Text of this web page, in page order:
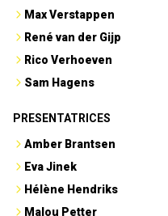
Max Verstappen
René van der Gijp
Rico Verhoeven
Sam Hagens
PRESENTATRICES
Amber Brantsen
Eva Jinek
Hélène Hendriks
Malou Petter